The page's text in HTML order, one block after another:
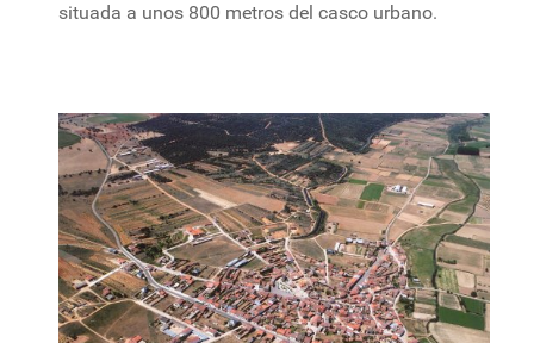
situada a unos 800 metros del casco urbano.